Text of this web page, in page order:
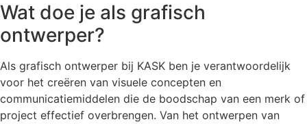
Wat doe je als grafisch
ontwerper?
Als grafisch ontwerper bij KASK ben je verantwoordelijk
voor het creëren van visuele concepten en
communicatiemiddelen die de boodschap van een merk of
project effectief overbrengen. Van het ontwerpen van